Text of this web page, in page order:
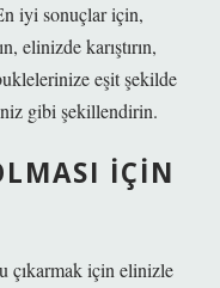
iyi sonuçlar için,
elinizde karıştırın,
eşit şekilde
gibi şekillendirin.
IÇIN
çıkarmak için elinizle